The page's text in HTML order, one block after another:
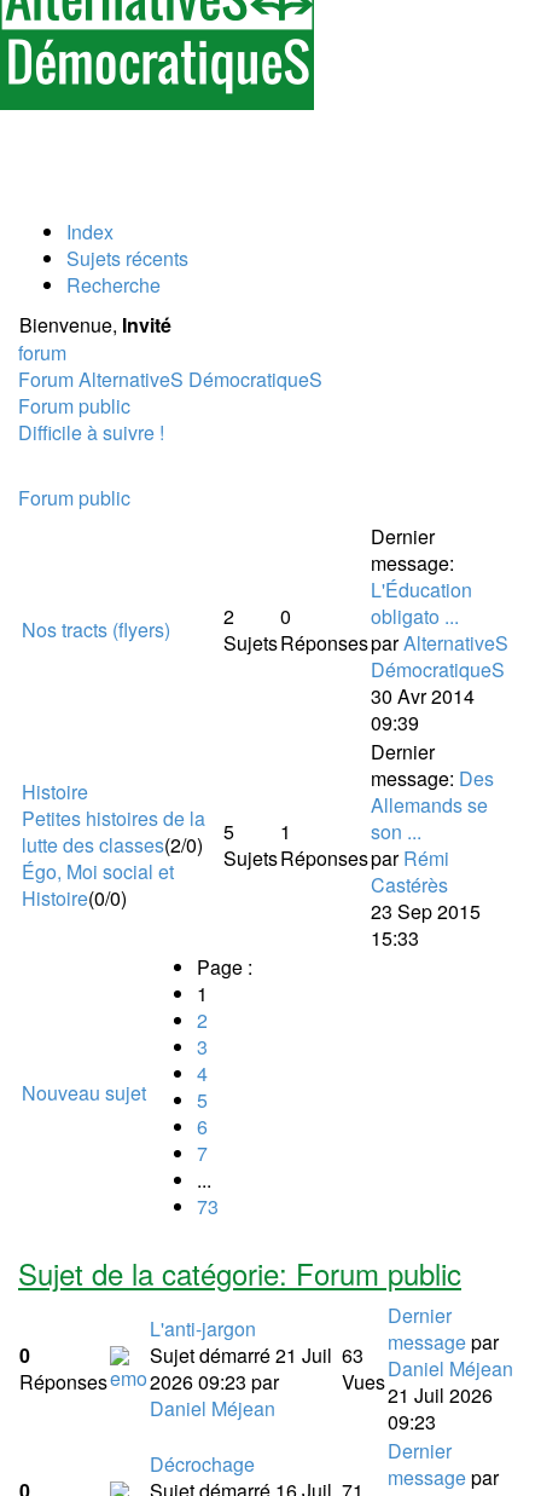
Index
Sujets récents
Recherche
Bienvenue, Invité
forum
Forum AlternativeS DémocratiqueS
Forum public
Difficile à suivre !
Forum public
Nos tracts (flyers)
2
Sujets
0
Réponses
Dernier
message:
L'Éducation
obligato ...
parAlternativeS
DémocratiqueS
30 Avr 2014
09:39
Histoire
Petites histoires de la
lutte des classes(2/0)
Égo, Moi social et
Histoire(0/0)
5
Sujets
1
Réponses
Dernier
message: Des
Allemands se
son ...
parRémi
Castérès
23 Sep 2015
15:33
Nouveau sujet
Page :
1
2
3
4
5
6
7
...
73
Sujet de la catégorie: Forum public
0
Réponses
L'anti-jargon
Sujet démarré 21 Juil
2026 09:23 par
Daniel Méjean
63
Vues
Dernier
messagepar
Daniel Méjean
21 Juil 2026
09:23
Décrochage
Dernier
messagepar